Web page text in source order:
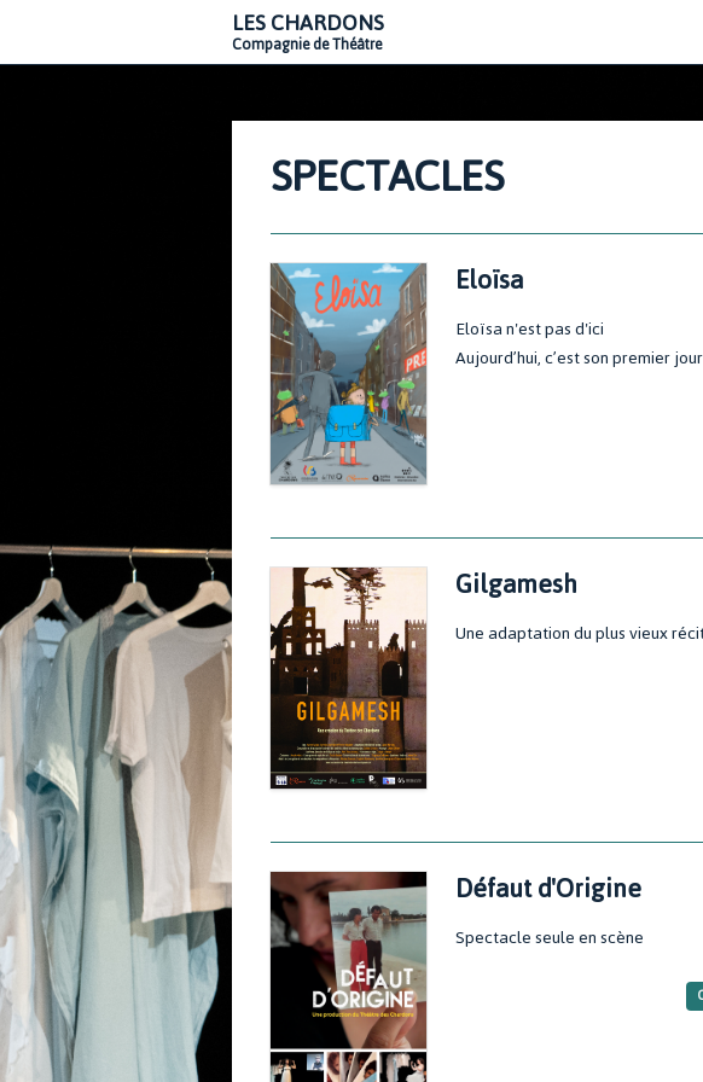
LES CHARDONS
Compagnie de Théâtre
SPECTACLES
Eloïsa
Eloïsa n'est pas d'ici
Aujourd’hui, c’est son premier
Gilgamesh
Une adaptation du plus vieux
Défaut d'Origine
Spectacle seule en scène